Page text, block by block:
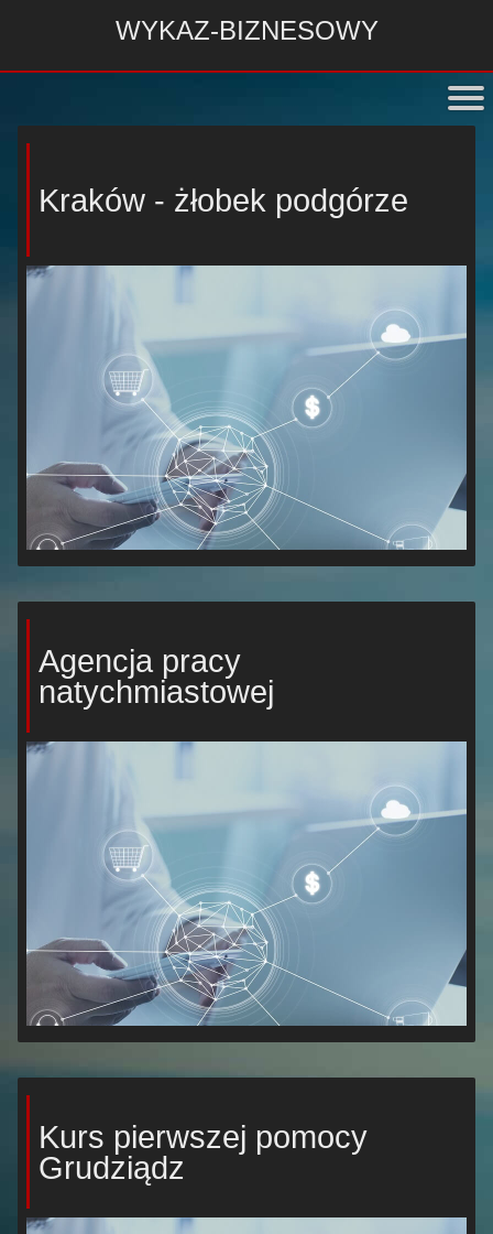
WYKAZ-BIZNESOWY
Kraków - żłobek podgórze
Agencja pracy
natychmiastowej
Kurs pierwszej pomocy
Grudziądz